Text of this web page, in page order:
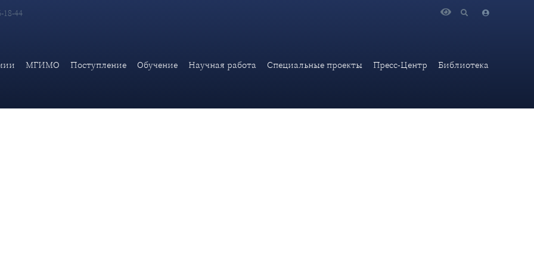
18-44
МГИМО Поступление Обучение Научная работа Специальные проекты Пресс-Центр Библиотека